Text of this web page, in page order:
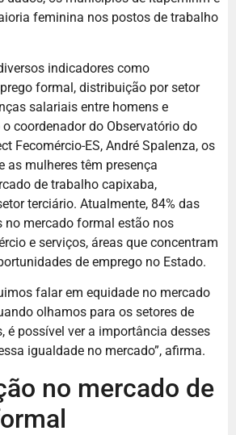
feminina nos postos de trabalho
indicadores como
formal, distribuição por setor
salariais entre homens e
coordenador do Observatório do
Fecomércio-ES, André Spalenza, os
as mulheres têm presença
de trabalho capixaba,
terciário. Atualmente, 84% das
no mercado formal estão nos
e serviços, áreas que concentram
de emprego no Estado.
falar em equidade no mercado
olhamos para os setores de
é possível ver a importância desses
igualdade no mercado”, afirma.
no mercado de